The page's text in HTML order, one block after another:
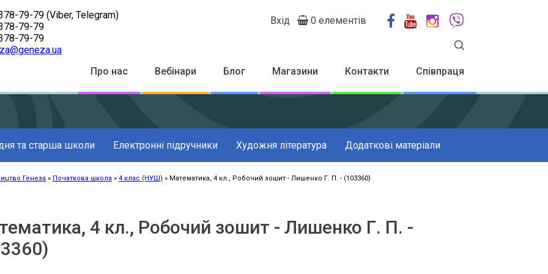
79-79 (Viber, Telegram)
79-79
79-79
menu
Вхід 0 елементів
Top
Menu
Про нас Вебінари Блог Магазини Контакти Співпраця
та старша школи Електронні підручники Художня література Додаткові матеріали
Генеза Початкова школа 4 клас (НУШ) Математика, 4 кл., Робочий зошит - Лишенко Г. П. - (103360)
4 кл., Робочий зошит - Лишенко Г. П. -